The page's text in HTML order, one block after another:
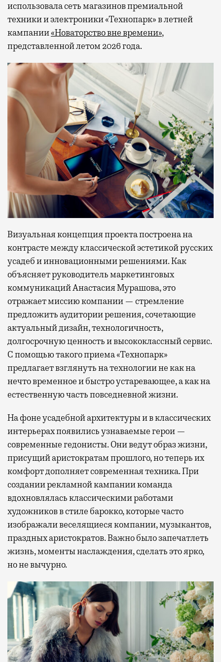
использовала сеть магазинов премиальной
техники и электроники «Технопарк» в летней
кампании«Новаторство вне времени»,
представленной летом 2026 года.
Визуальная концепция проекта построена на
контрасте между классической эстетикой русских
усадеб и инновационными решениями. Как
объясняет руководитель маркетинговых
коммуникаций Анастасия Мурашова, это
отражает миссию компании — стремление
предложить аудитории решения, сочетающие
актуальный дизайн, технологичность,
долгосрочную ценность и высококлассный сервис.
С помощью такого приема «Технопарк»
предлагает взглянуть на технологии не как на
нечто временное и быстро устаревающее, а как на
естественную часть повседневной жизни.
На фоне усадебной архитектуры и в классических
интерьерах появились узнаваемые герои —
современные гедонисты. Они ведут образ жизни,
присущий аристократам прошлого, но теперь их
комфорт дополняет современная техника. При
создании рекламной кампании команда
вдохновлялась классическими работами
художников в стиле барокко, которые часто
изображали веселящиеся компании, музыкантов,
праздных аристократов. Важно было запечатлеть
жизнь, моменты наслаждения, сделать это ярко,
но не вычурно.